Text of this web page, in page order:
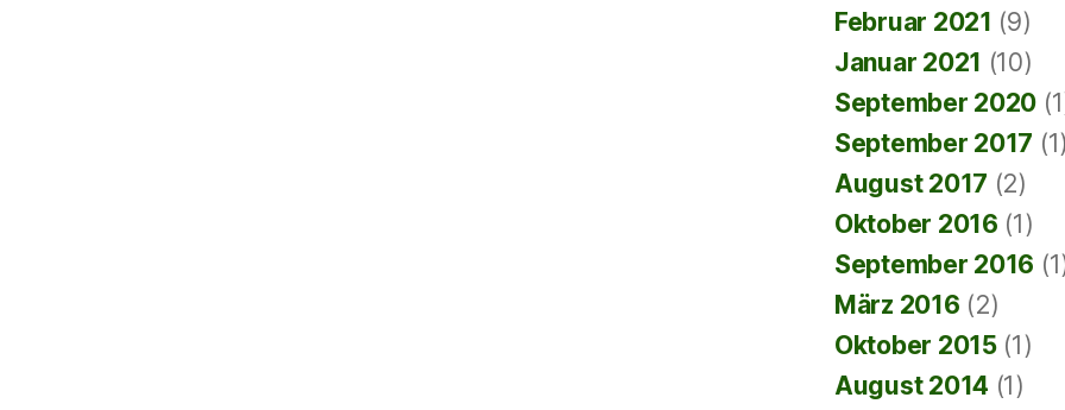
Februar 2021 (9)
Januar 2021 (10)
September 2020
September 2017
August 2017 (2)
Oktober 2016 (1)
September 2016
März 2016 (2)
Oktober 2015(1)
August 2014 (1)